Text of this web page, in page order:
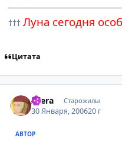
††† Луна сегодня
Цитата
Atera Старожилы
30 Января, 200620 г
АВТОР